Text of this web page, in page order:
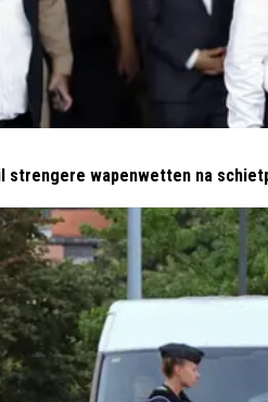
strengere wapenwetten na